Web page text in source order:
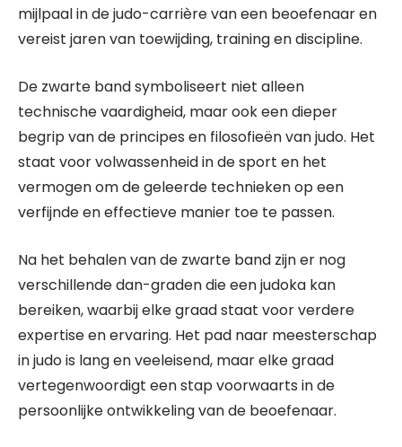
mijlpaal in de judo-carrière van een beoefenaar en
vereist jaren van toewijding, training en discipline.
De zwarte band symboliseert niet alleen
technische vaardigheid, maar ook een dieper
begrip van de principes en filosofieën van judo. Het
staat voor volwassenheid in de sport en het
vermogen om de geleerde technieken op een
verfijnde en effectieve manier toe te passen.
Na het behalen van de zwarte band zijn er nog
verschillende dan-graden die een judoka kan
bereiken, waarbij elke graad staat voor verdere
expertise en ervaring. Het pad naar meesterschap
in judo is lang en veeleisend, maar elke graad
vertegenwoordigt een stap voorwaarts in de
persoonlijke ontwikkeling van de beoefenaar.